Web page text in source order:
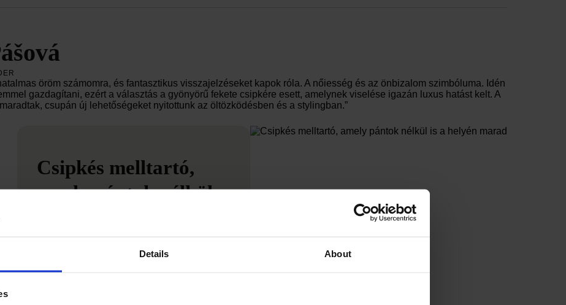
Details About
öröm számomra, és fantasztikus visszajelzéseket kapok róla. A nőiesség és az önbizalom szimbóluma. Idén
gazdagítani, ezért a választás a gyönyörű fekete csipkére esett, amelynek viselése igazán luxus hatást kelt. A
csupán új lehetőségeket nyitottunk az öltözködésben és a stylingban.”
Csipkés melltartó,
amely pántok nélkül
köszönhetően a DIVA by IVA melltartóra
nélkül is biztosan megtart bármilyen méretű